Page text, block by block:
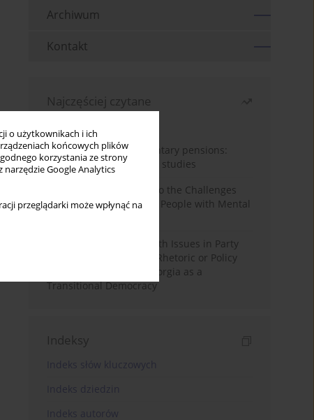
o użytkownikach i ich
końcowych plików
korzystania ze strony
narzędzie Google Analytics
przeglądarki może wpłynąć na
Archiwum
Kontakt
Najczęściej czytane
Auto-enrolment in voluntary pensions:
Comparative OECD case studies
Bibliometric Insights into the Challenges
and Needs of Homeless People with Mental
The Politicisation of Youth Issues in Party
Programmes: Symbolic Rhetoric or Policy
Priority? The Case of Georgia as a
Transitional Democracy
Indeksy
Indeks słów kluczowych
Indeks dziedzin
Indeks autorów